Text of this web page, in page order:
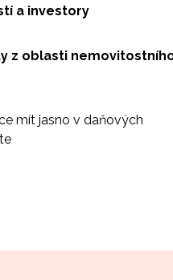
a investory
z oblasti
mít jasno v daňových